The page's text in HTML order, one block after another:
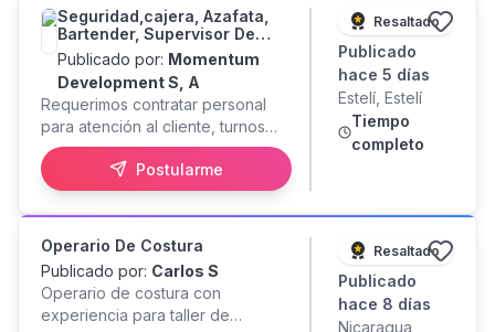
métodos de preparación y
alérgenos * Recomendar de
forma natural (ventas sugeridas):
vino por botella, cócteles,
entradas y postres * Mantener
orden, limpieza y ritmo de
servicio: mesa, estación, mise en
place, abastecimiento y side work
* Apoyar en montaje, limpieza,
Manejar quejas o inconvenientes
con calma, empatía y enfoque en
soluciones * Procesar pagos
correctamente y usar POS
Seguridad,cajera, Azafata,
Bartender, Supervisor De
Alimentos Y Bebidas,
Operador De Máquinas,
Dealer, Operador De
Monitoreo, Técnico De
Mantto.
Publicado por: Momentum
Development S, A
Requerimos contratar personal
para atención al cliente, turnos
rotativos.
Postularme
Resaltado
Publicado
hace 5 días
Estelí, Estelí
Tiempo
completo
Operario De Costura
Publicado por: Carlos S
Operario de costura con
experiencia para taller de
Resaltado
Publicado
hace 8 días
Nicaragua